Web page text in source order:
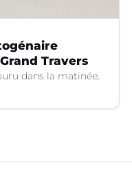
Travers
dans la matinée.